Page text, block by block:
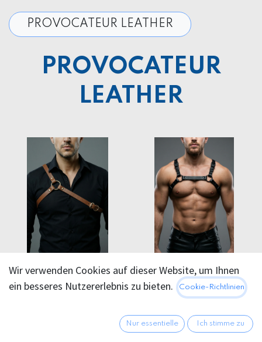
PROVOCATEUR LEATHER
PROVOCATEUR
LEATHER​
PROVOCATEUR
LEATHER HARNESS
STYX
PROVOCATEUR
LEATHER HARNESS
SHADOW
159,95€
Wir verwenden Cookies auf dieser Website, um Ihnen
ein besseres Nutzererlebnis zu bieten.
Cookie-Richtlinien
Nur essentielle Ich stimme zu